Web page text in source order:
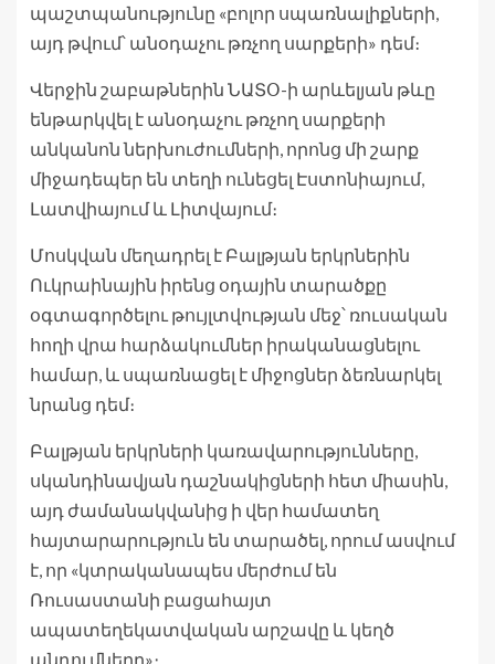
պաշտպանությունը «բոլոր սպառնալիքների,
այդ թվում՝ անօդաչու թռչող սարքերի» դեմ։
Վերջին շաբաթներին ՆԱՏՕ-ի արևելյան թևը
ենթարկվել է անօդաչու թռչող սարքերի
անկանոն ներխուժումների, որոնց մի շարք
միջադեպեր են տեղի ունեցել Էստոնիայում,
Լատվիայում և Լիտվայում։
Մոսկվան մեղադրել է Բալթյան երկրներին
Ուկրաինային իրենց օդային տարածքը
օգտագործելու թույլտվության մեջ՝ ռուսական
հողի վրա հարձակումներ իրականացնելու
համար, և սպառնացել է միջոցներ ձեռնարկել
նրանց դեմ։
Բալթյան երկրների կառավարությունները,
սկանդինավյան դաշնակիցների հետ միասին,
այդ ժամանակվանից ի վեր համատեղ
հայտարարություն են տարածել, որում ասվում
է, որ «կտրականապես մերժում են
Ռուսաստանի բացահայտ
ապատեղեկատվական արշավը և կեղծ
պնդումները»։